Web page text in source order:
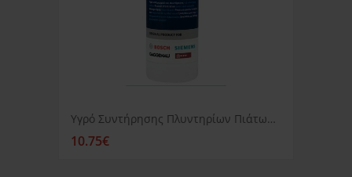
Υγρό Συντήρησης Πλυντηρίων Πιάτων Siemens
10.75€